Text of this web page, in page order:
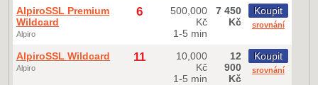
AlpiroSSL Premium
Wildcard
Alpiro
6
500,000
Kč
1-5 min
7 450
Kč
Koupit
srovnání
AlpiroSSL Wildcard
Alpiro
11
10,000
Kč
1-5 min
12
900
Kč
Koupit
srovnání